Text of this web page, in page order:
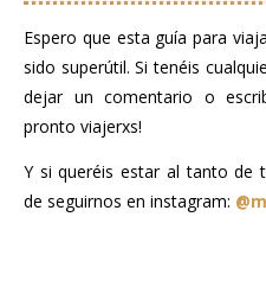
Espero que esta guía para
sido superútil. Si tenéis
dejar un comentario o
pronto viajerxs!
Y si queréis estar al tanto de
de seguirnos en instagram: